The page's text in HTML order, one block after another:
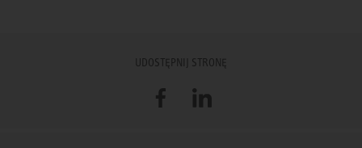
UDOSTĘPNIJ STRONĘ
FacebookLinkedIn